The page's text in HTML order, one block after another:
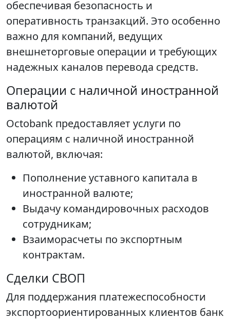
обеспечивая безопасность и
оперативность транзакций. Это особенно
важно для компаний, ведущих
внешнеторговые операции и требующих
надежных каналов перевода средств.
Операции с наличной иностранной
валютой
Octobank предоставляет услуги по
операциям с наличной иностранной
валютой, включая:
Пополнение уставного капитала в
иностранной валюте;
Выдачу командировочных расходов
сотрудникам;
Взаиморасчеты по экспортным
контрактам.
Сделки СВОП
Для поддержания платежеспособности
экспортоориентированных клиентов банк